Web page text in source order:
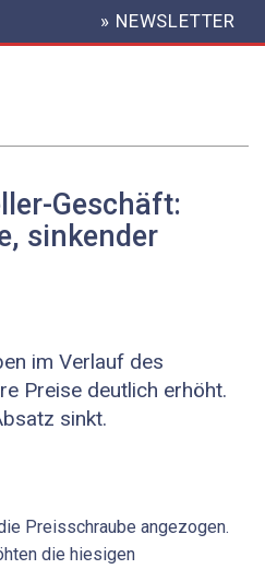
HEADER
MENU
» NEWSLETTER
Geschäft:
sinkender
im Verlauf des
Preise deutlich erhöht.
sinkt.
Preisschraube angezogen.
die hiesigen